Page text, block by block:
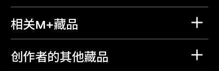
相关M+藏品
创作者的其他藏品